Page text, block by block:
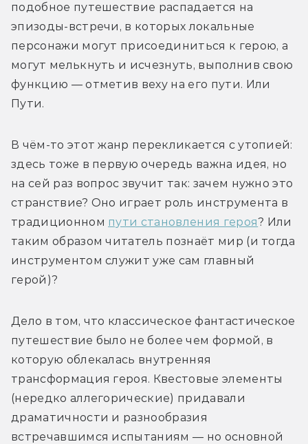
подобное путешествие распадается на
эпизоды-встречи, в которых локальные
персонажи могут присоединиться к герою, а
могут мелькнуть и исчезнуть, выполнив свою
функцию — отметив веху на его пути. Или
Пути.
В чём-то этот жанр перекликается с утопией:
здесь тоже в первую очередь важна идея, но
на сей раз вопрос звучит так: зачем нужно это
странствие? Оно играет роль инструмента в
традиционном пути становления героя? Или
таким образом читатель познаёт мир (и тогда
инструментом служит уже сам главный
герой)?
Дело в том, что классическое фантастическое
путешествие было не более чем формой, в
которую облекалась внутренняя
трансформация героя. Квестовые элементы
(нередко аллегорические) придавали
драматичности и разнообразия
встречавшимся испытаниям — но основной